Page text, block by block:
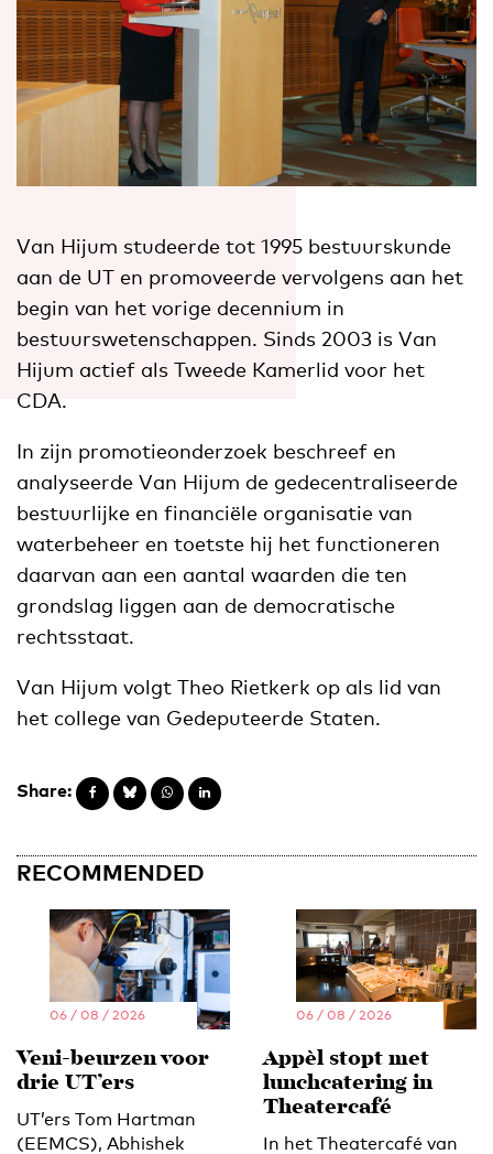
Van Hijum studeerde tot 1995 bestuurskunde
aan de UT en promoveerde vervolgens aan het
begin van het vorige decennium in
bestuurswetenschappen. Sinds 2003 is Van
Hijum actief als Tweede Kamerlid voor het
CDA.
In zijn promotieonderzoek beschreef en
analyseerde Van Hijum de gedecentraliseerde
bestuurlijke en financiële organisatie van
waterbeheer en toetste hij het functioneren
daarvan aan een aantal waarden die ten
grondslag liggen aan de democratische
rechtsstaat.
Van Hijum volgt Theo Rietkerk op als lid van
het college van Gedeputeerde Staten.
Share:
RECOMMENDED
06 / 08 / 2026
Veni-beurzen voor
drie UT’ers
UT’ers Tom Hartman
(EEMCS), Abhishek
06 / 08 / 2026
Appèl stopt met
lunchcatering in
Theatercafé
In het Theatercafé van